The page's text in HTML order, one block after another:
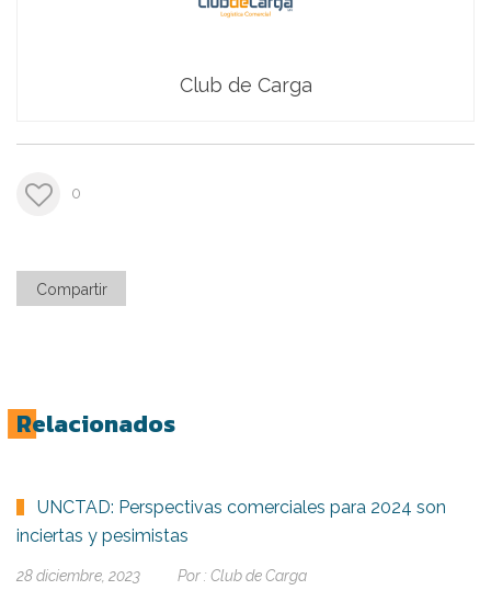
Club de Carga
0
Compartir
Relacionados
UNCTAD: Perspectivas comerciales para 2024 son
inciertas y pesimistas
28 diciembre, 2023 Por : Club de Carga